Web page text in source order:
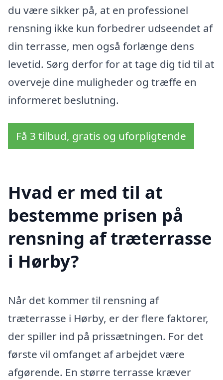
du være sikker på, at en professionel
rensning ikke kun forbedrer udseendet af
din terrasse, men også forlænge dens
levetid. Sørg derfor for at tage dig tid til at
overveje dine muligheder og træffe en
informeret beslutning.
Få 3 tilbud, gratis og uforpligtende
Hvad er med til at
bestemme prisen på
rensning af træterrasse
i Hørby?
Når det kommer til rensning af
træterrasse i Hørby, er der flere faktorer,
der spiller ind på prissætningen. For det
første vil omfanget af arbejdet være
afgørende. En større terrasse kræver